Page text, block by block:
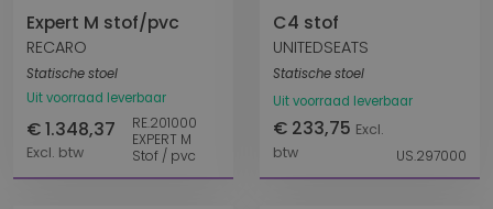
Expert M stof/pvc
RECARO
Statische stoel
Uit voorraad leverbaar
€ 1.348,37
Excl. btw
RE.201000
EXPERT M
Stof / pvc
C4 stof
UNITEDSEATS
Statische stoel
Uit voorraad leverbaar
€ 233,75 Excl.
btw
US.297000